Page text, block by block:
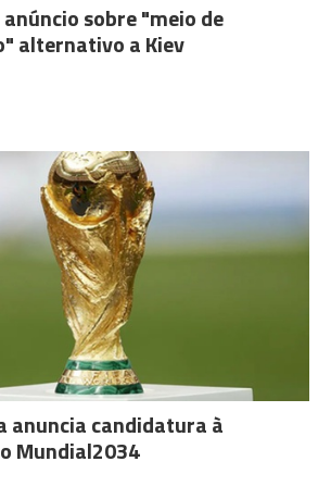
sobre "meio de
alternativo a Kiev
anuncia candidatura à
Mundial2034